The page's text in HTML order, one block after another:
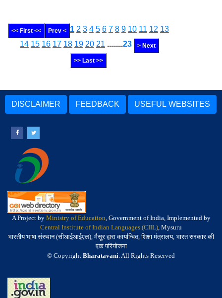
<< First << Prev < 1 2 3 4 5 6 7 8 9 10 11 12 13
14 15 16 17 18 19 20 21 ........23 > Next
>> Last >>
DISCLAIMER FEEDBACK USEFUL WEBSITES
A Project by Ministry of Education, Government of India, Implemented by
Central Institute of Indian Languages (CIIL), Mysuru
भारतीय भाषा संस्थान (सीआईआईएल), मैसूर द्वारा कार्यान्वित, शिक्षा मंत्रालय, भारत सरकार की
एक परियोजना
© Copyright Bharatavani. All Rights Reserved